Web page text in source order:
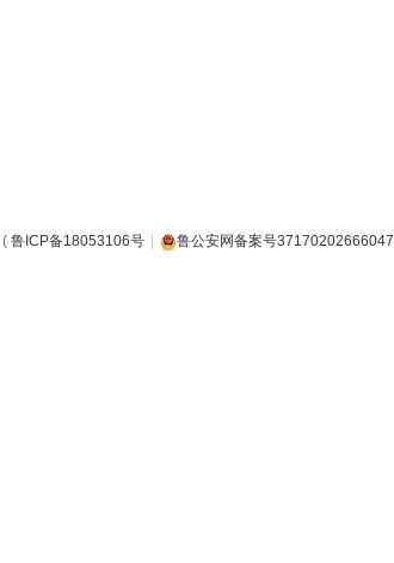
( 鲁ICP备18053106号 | 鲁公安网备案号37170202666047